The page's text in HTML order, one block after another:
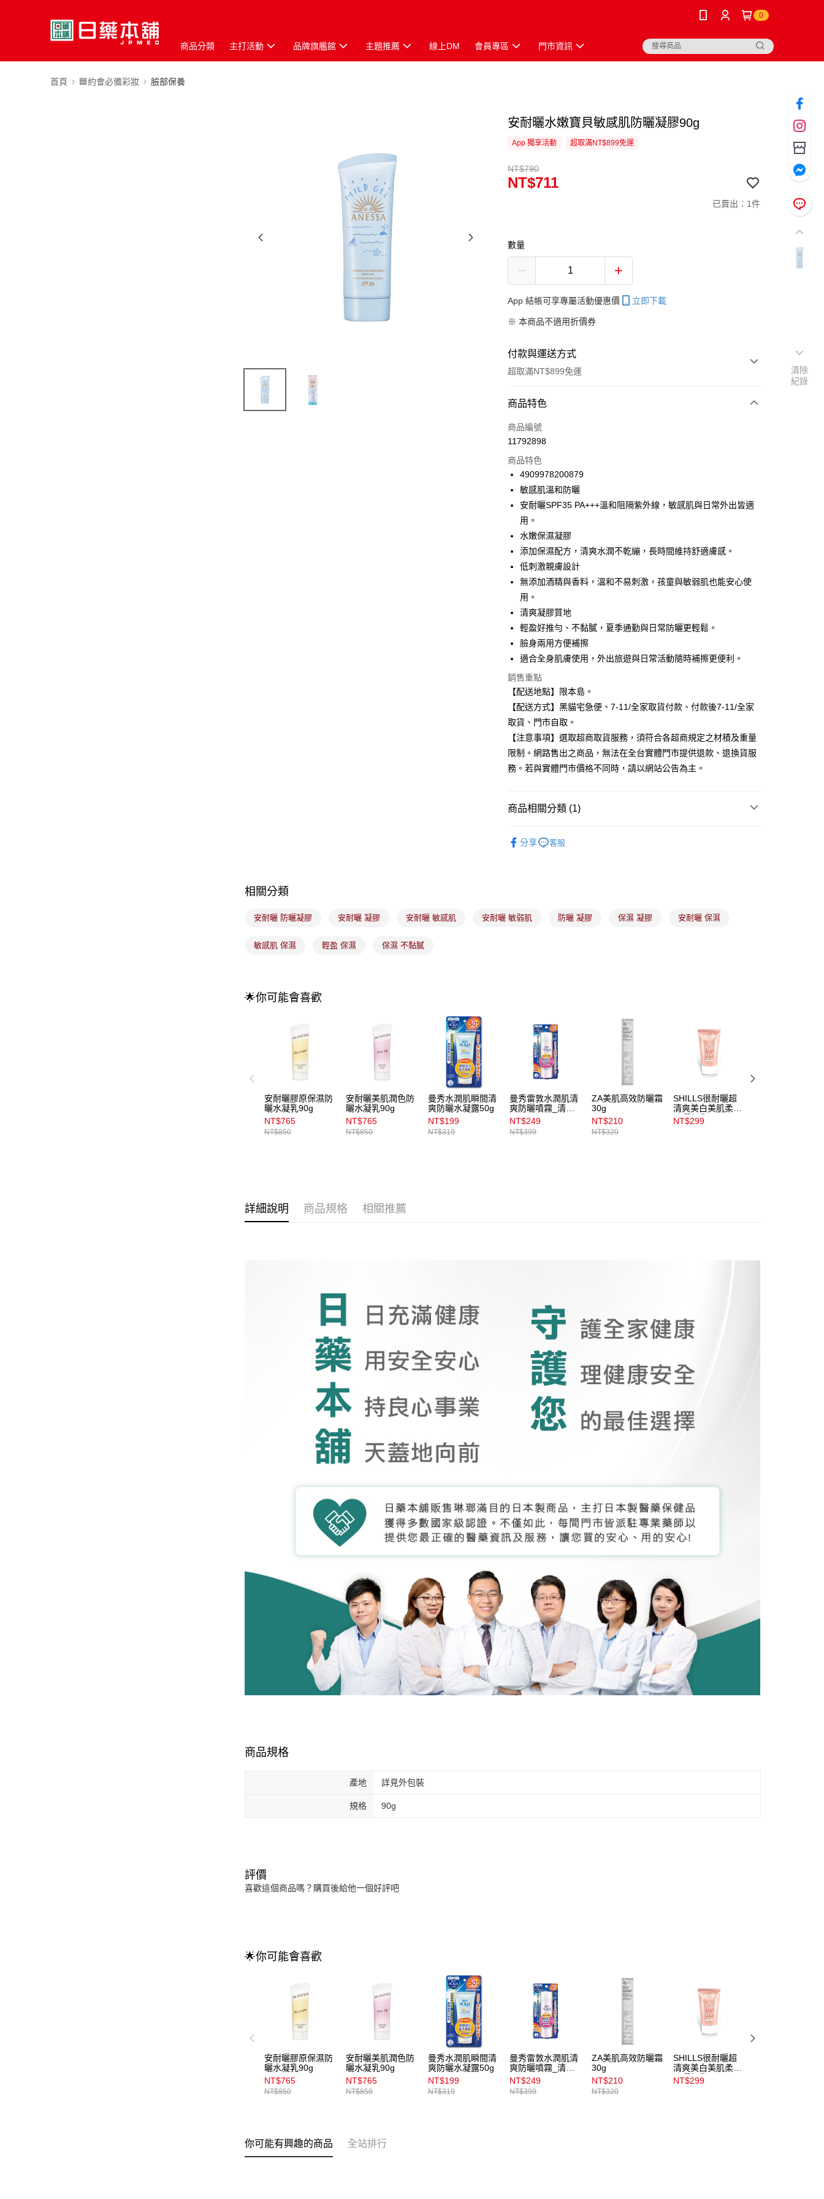
0
商品分類 主打活動 品牌旗艦館 主題推薦 線上DM 會員專區 門市資訊
首頁 🟦約會必備彩妝 臉部保養
安耐曬水嫩寶貝敏感肌防曬凝膠90g
App 獨享活動 超取滿NT$899免運
NT$790
NT$711
已賣出：1件
數量
App 結帳可享專屬活動優惠價 立即下載
※ 本商品不適用折價券
付款與運送方式
超取滿NT$899免運
付款方式
信用卡一次付款
合作金庫商業銀行
華南商業銀行
彰化商業銀行
國泰世華商業銀行
臺灣中小企業銀行
匯豐（台灣）商業銀行
華泰商業銀行
聯邦商業銀行
元大商業銀行
永豐商業銀行
台新國際商業銀行
台灣樂天信用卡公司
超商取貨付款
Apple Pay
悠遊付
Google Pay
全盈+PAY
大哥付你分期
相關說明
【大哥付你分期使用說明】
1.本服務由台灣大哥大提供，台灣大哥大用戶可立即使用無須另外申請。
2.付款方式選擇「大哥付你分期」，訂單成立後會自動跳轉到大哥付的交易
流程，驗證手機門號後，選擇欲分期的期數、繳款截止日，確認付款後即
完成交易。
3.實際核准額度、可分期數及費用金額請依後續交易確認頁面所載為準。
4.訂單成立30分鐘內，如未前往確認交易或遇審核未通過，訂單將自動取
消。如遇「轉專審核」未通過狀況，表示未達大哥付你分期系統評分，恕
無法說明評估內容。
2.透過簡訊連結打開帳單後，可選擇「超商條碼／台灣大直營門市／銀行轉
【注意事項】
3.完整用戶服務條款，請詳閱以下連結：https://oppay.tw/userRule
ATM付款
運送方式
全家取貨付款
每筆NT$100，滿NT$899(含以上)免運費
每筆NT$100，滿NT$899(含以上)免運費
每筆NT$100，滿NT$899(含以上)免運費
每筆NT$100，滿NT$899(含以上)免運費
商品特色
商品編號
11792898
商品特色
4909978200879
敏感肌溫和防曬
安耐曬SPF35 PA+++溫和阻隔紫外線，敏感肌與日常外出皆適
用。
水嫩保濕凝膠
添加保濕配方，清爽水潤不乾繃，長時間維持舒適膚感。
低刺激親膚設計
無添加酒精與香料，溫和不易刺激，孩童與敏弱肌也能安心使
用。
清爽凝膠質地
輕盈好推勻、不黏膩，夏季通勤與日常防曬更輕鬆。
臉身兩用方便補擦
適合全身肌膚使用，外出旅遊與日常活動隨時補擦更便利。
銷售重點
【配送地點】限本島。
【配送方式】黑貓宅急便、7-11/全家取貨付款、付款後7-11/全家
取貨、門市自取。
【注意事項】選取超商取貨服務，須符合各超商規定之材積及重量
限制。網路售出之商品，無法在全台實體門市提供退款、退換貨服
務。若與實體門市價格不同時，請以網站公告為主。
商品相關分類 (1)
分享
客服
相關分類
安耐曬 防曬凝膠 安耐曬 凝膠 安耐曬 敏感肌 安耐曬 敏弱肌 防曬 凝膠 保濕 凝膠 安耐曬 保濕
敏感肌 保濕 輕盈 保濕 保濕 不黏膩
🌟你可能會喜歡
安耐曬膠原保濕防
曬水凝乳90g
NT$765
NT$850
安耐曬美肌潤色防
曬水凝乳90g
NT$765
NT$850
曼秀水潤肌瞬間清
爽防曬水凝露50g
NT$199
NT$319
曼秀雷敦水潤肌清
爽防曬噴霧_清新
90g
NT$249
NT$399
ZA美肌高效防曬霜
30g
NT$210
NT$320
SHILLS很耐曬超
清爽美白美肌柔護
防曬凝乳40ml
NT$299
詳細說明 商品規格 相關推薦
商品規格
產地 詳見外包裝
規格 90g
評價
喜歡這個商品嗎？購買後給他一個好評吧
🌟你可能會喜歡
安耐曬膠原保濕防
曬水凝乳90g
NT$765
NT$850
安耐曬美肌潤色防
曬水凝乳90g
NT$765
NT$850
曼秀水潤肌瞬間清
爽防曬水凝露50g
NT$199
NT$319
曼秀雷敦水潤肌清
爽防曬噴霧_清新
90g
NT$249
NT$399
ZA美肌高效防曬霜
30g
NT$210
NT$320
SHILLS很耐曬超
清爽美白美肌柔護
防曬凝乳40ml
NT$299
你可能有興趣的商品 全站排行
清除
紀錄